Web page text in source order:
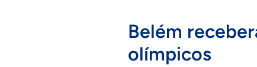
Belém
olímpicos